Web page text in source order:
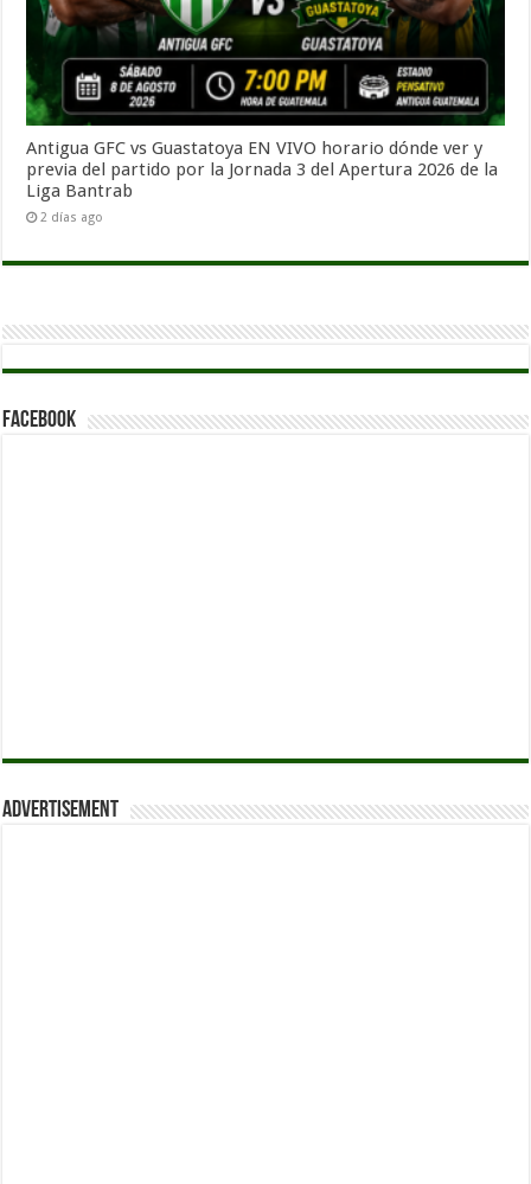
Antigua GFC vs Guastatoya EN VIVO horario dónde ver y
previa del partido por la Jornada 3 del Apertura 2026 de la
Liga Bantrab
2 días ago
Facebook
Advertisement